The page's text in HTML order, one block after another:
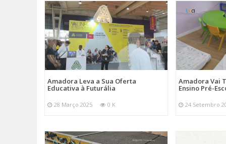
Amadora Leva a Sua Oferta
Educativa à Futurália
28 Março 2025 0 K
Amadora Vai
Ensino Pré-
24 Setembro